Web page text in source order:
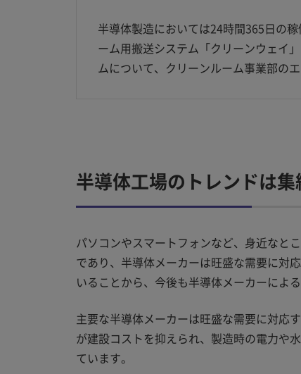
半導体製造においては24時間365日の
ーム用搬送システム「クリーンウェイ
ムについて、クリーンルーム事業部の
半導体工場のトレンドは
パソコンやスマートフォンなど、身近なと
であり、半導体メーカーは旺盛な需要に対
いることから、今後も半導体メーカーによ
主要な半導体メーカーは旺盛な需要に対応
が建設コストを抑えられ、製造時の電力や
ています。